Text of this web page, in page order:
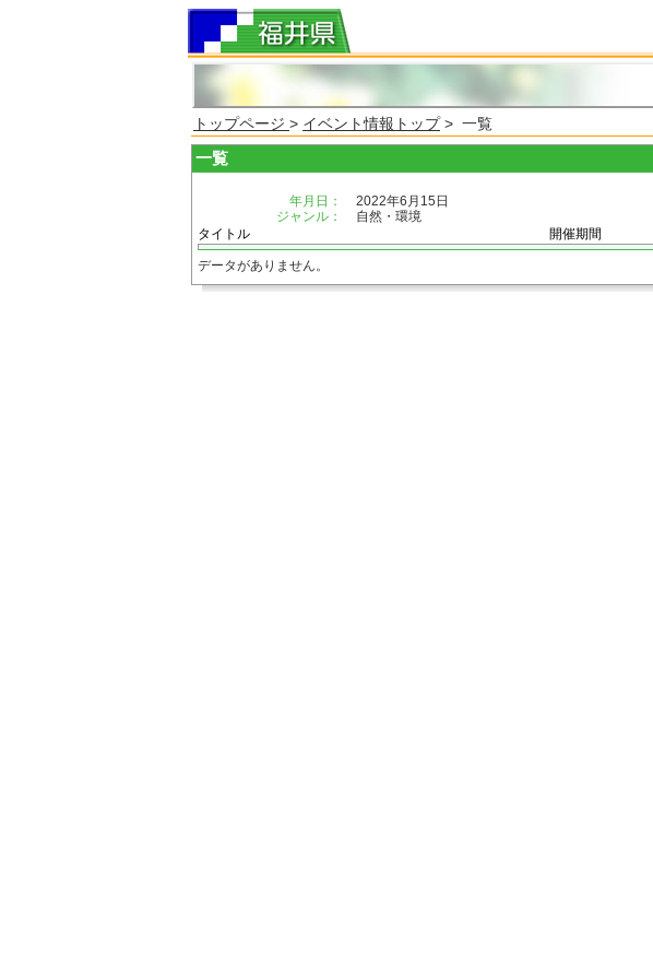
トップページ > イベント情報トップ> 一覧
一覧
年月日：
2022年6月15日
ジャンル：
自然・環境
タイトル
開催期間
データがありません。